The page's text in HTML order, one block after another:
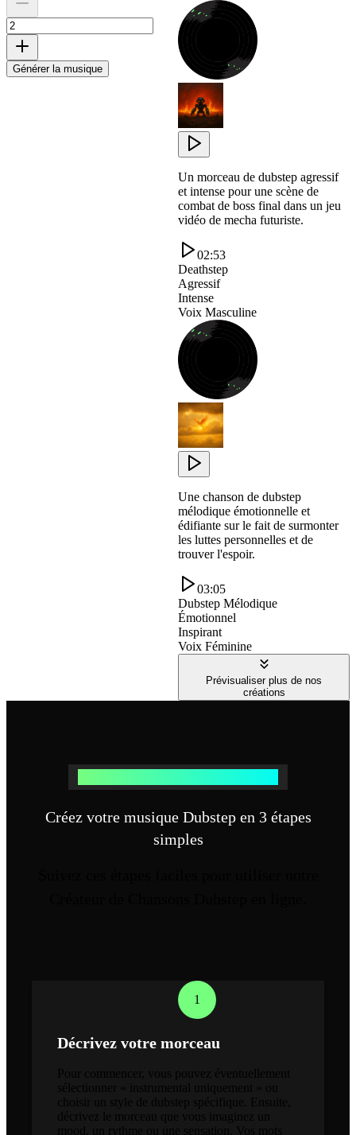
Générer la musique
Un morceau de dubstep agressif
et intense pour une scène de
combat de boss final dans un jeu
vidéo de mecha futuriste.
02:53
Deathstep
Agressif
Intense
Voix Masculine
Une chanson de dubstep
mélodique émotionnelle et
édifiante sur le fait de surmonter
les luttes personnelles et de
trouver l'espoir.
03:05
Dubstep Mélodique
Émotionnel
Inspirant
Voix Féminine
Prévisualiser plus de nos
créations
Créez votre musique Dubstep en 3 étapes
simples
1
Décrivez votre morceau